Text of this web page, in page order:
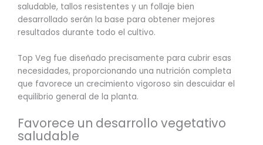
saludable, tallos resistentes y un follaje bien
desarrollado serán la base para obtener mejores
resultados durante todo el cultivo.
Top Veg fue diseñado precisamente para cubrir esas
necesidades, proporcionando una nutrición completa
que favorece un crecimiento vigoroso sin descuidar el
equilibrio general de la planta.
Favorece un desarrollo vegetativo
saludable